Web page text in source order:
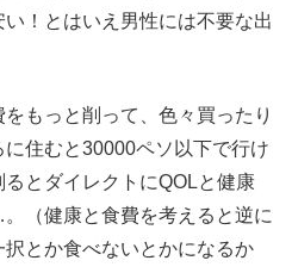
！とはいえ男性には不要な出
もっと削って、色々買ったり
住むと30000ペソ以下で行け
とダイレクトにQOLと健康
（健康と食費を考えると逆に
とか食べないとかになるか